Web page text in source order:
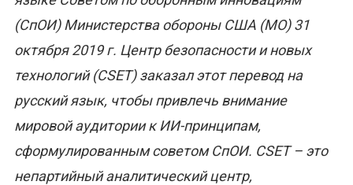
(СпОИ) Министерства обороны США (МО) 31
октября 2019 г. Центр безопасности и новых
технологий (CSET) заказал этот перевод на
русский язык, чтобы привлечь внимание
мировой аудитории к ИИ-принципам,
сформулированным советом СпОИ. CSET – это
непартийный аналитический центр,